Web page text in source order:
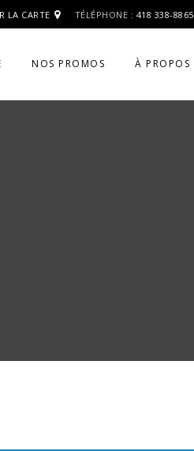
LA CARTE TÉLÉPHONE : 418 338-8865
NOS PROMOS À PROPOS